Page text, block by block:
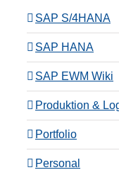
SAP S/4HANA
SAP HANA
SAP EWM Wiki
Produktion &
Portfolio
Personal